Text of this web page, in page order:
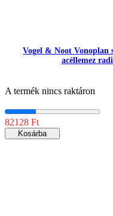
Vogel & Noot Vonoplan
acéllemez
A termék nincs raktáron
82128 Ft
Kosárba